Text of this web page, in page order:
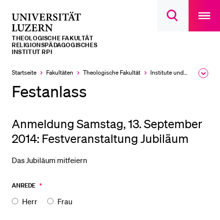
Suchdialog
main
THEOLOGISCHE FAKULTÄT
RELIGIONSPÄDAGOGISCHES
INSTITUT RPI
Startseite Fakultäten Theologische Fakultät Institute und Forschungsstellen
Festanlass
Anmeldung Samstag, 13. September
2014: Festveranstaltung Jubiläum
Das Jubiläum mitfeiern
ANREDE *
Herr Frau
LETZTE SUCHEN
Sie haben noch keine Suche getätigt.
Schulklassen und Lehrpersonen
Studierende
Forschende
Stellensuchende
Förderer